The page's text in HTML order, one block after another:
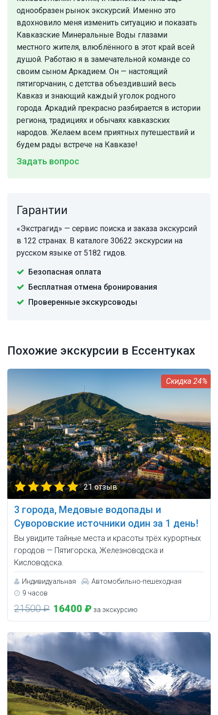
однообразен рынок экскурсий. Именно это
вдохновило меня изменить ситуацию и показать
Кавказские Минеральные Воды глазами
местного жителя, влюблённого в этот край всей
душой. Работаю я в замечательной команде со
своим сыном Аркадием. Он — настоящий
пятигорчанин, с детства объездивший весь
Кавказ и знающий каждый уголок родного
города. Аркадий прекрасно разбирается в истории
региона, традициях и обычаях кавказских
народов. Желаем всем приятных путешествий и
будем рады встрече на Кавказе!
Задать вопрос
Гарантии
«Экстрагид» — сервис поиска и заказа экскурсий
в 122 странах. В каталоге 30622 экскурсии на
русском языке от 5182 гидов.
Безопасная оплата
Бесплатная отмена бронирования
Проверенные экскурсоводы
Похожие экскурсии в Ессентуках
24%
21 отзыв
3 города, Медовые водопады и
Суворовские источники один за 1 день!
Вы увидите тайные места и красоты трёх курортных
городов — Пятигорска, Железноводска и
Кисловодска.
Индивидуальная
Автомобильно-пешеходная
9 часов
21500 ₽ 16400 ₽ за экскурсию